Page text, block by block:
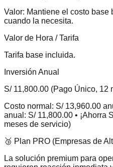
Valor: Mantiene el costo base
cuando la necesita.
Valor de Hora / Tarifa
Tarifa base incluida.
Inversión Anual
S/ 11,800.00 (Pago Único, 12
Costo normal: S/ 13,960.00
anual: S/ 11,800.00 • ¡Ahorra
meses de servicio)
🥉 Plan PRO (Empresas de
La solución premium para